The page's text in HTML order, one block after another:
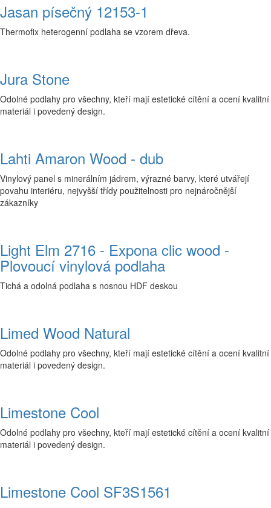
Jasan písečný 12153-1
Thermofix heterogenní podlaha se vzorem dřeva.
Jura Stone
Odolné podlahy pro všechny, kteří mají estetické cítění a ocení kvalitní
materiál i povedený design.
Lahti Amaron Wood - dub
Vinylový panel s minerálním jádrem, výrazné barvy, které utvářejí
povahu interiéru, nejvyšší třídy použitelnosti pro nejnáročnější
zákazníky
Light Elm 2716 - Expona clic wood -
Plovoucí vinylová podlaha
Tichá a odolná podlaha s nosnou HDF deskou
Limed Wood Natural
Odolné podlahy pro všechny, kteří mají estetické cítění a ocení kvalitní
materiál i povedený design.
Limestone Cool
Odolné podlahy pro všechny, kteří mají estetické cítění a ocení kvalitní
materiál i povedený design.
Limestone Cool SF3S1561